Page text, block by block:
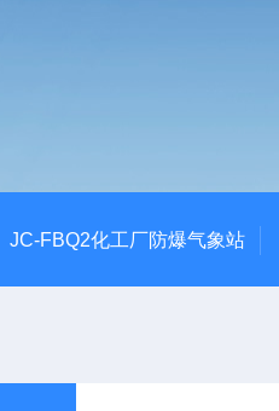
JC-FBQ2化工厂防爆气象站